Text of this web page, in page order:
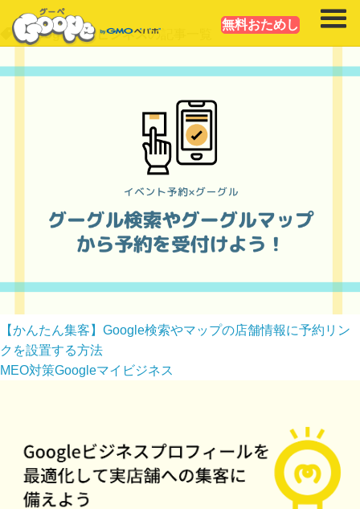
無料おためし
# Googleマイビジネスの記事一覧
【かんたん集客】Google検索やマップの店舗情報に予約リン
クを設置する方法
MEO対策Googleマイビジネス